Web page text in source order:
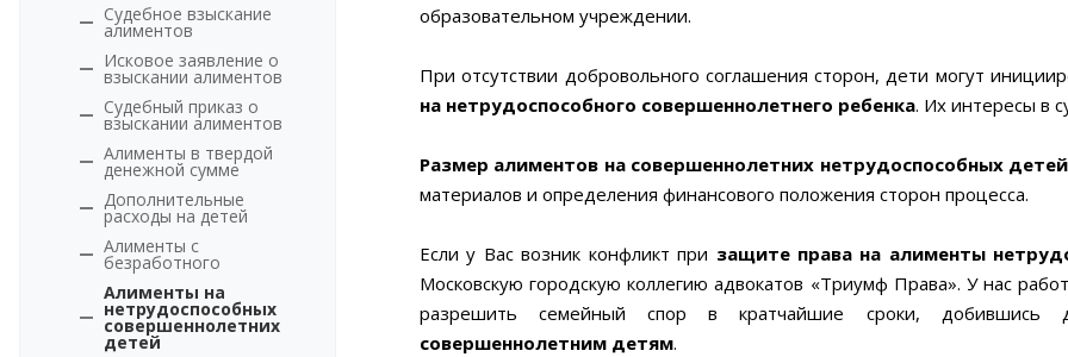
Cудебное взыскание
алиментов
Исковое заявление о
взыскании алиментов
Cудебный приказ о
взыскании алиментов
Алименты в твердой
денежной сумме
Дополнительные
расходы на детей
Алименты с
безработного
Алименты на
нетрудоспособных
совершеннолетних
детей
образовательном учреждении.
При отсутствии добровольного соглашения сторон, дети могут
на нетрудоспособного совершеннолетнего ребенка. Их интересы в
Размер алиментов на совершеннолетних нетрудоспособных детей
материалов и определения финансового положения сторон процесса.
Если у Вас возник конфликт при защите права на алименты
Московскую городскую коллегию адвокатов «Триумф Права». У нас
разрешить семейный спор в кратчайшие сроки, добившись
совершеннолетним детям.